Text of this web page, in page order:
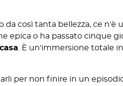
così tanta bellezza, ce
epica o ha passato cinque
. È un'immersione totale
per non finire in un episodio